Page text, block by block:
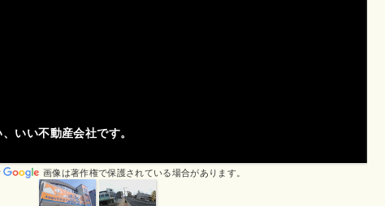
いい不動産会社です。
画像は著作権で保護されている場合があります。